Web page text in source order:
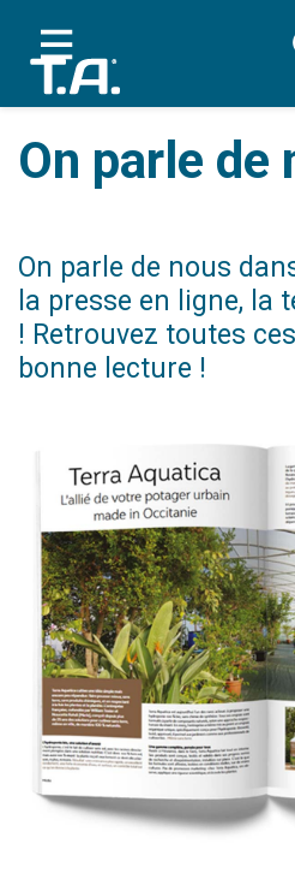
/On parle de nous
On parle de
On parle de nous
la presse en ligne, la
! Retrouvez toutes
bonne lecture !